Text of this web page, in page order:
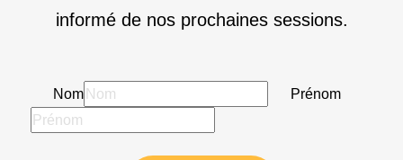
informé de nos prochaines sessions.
Nom Prénom